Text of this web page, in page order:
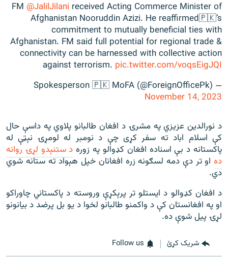
FM @JalilJilani received Acting Commerce Minister of
Afghanistan Nooruddin Azizi. He reaffirmed🇵🇰’s
commitment to mutually beneficial ties with
Afghanistan. FM said full potential for regional trade &
connectivity can be harnessed with collective action
against terrorism. pic.twitter.com/voqsEigJQI
— Spokesperson 🇵🇰 MoFA (@ForeignOfficePk)
November 14, 2023
د نورالدين عزيزي په مشرۍ د افغان طالبانو پلاوي په داسې حال
کې اسلام اباد ته سفر کړی چې د نومبر له لومړۍ نېټې له
پاکستانه د بې اسناده افغان کډوالو په زوره د ستنېدو لړۍ روانه
ده او تر دې دمه لسګونه زره افغانان خپل هېواد ته ستانه شوي
دي.
د افغان کډوالو د ايستلو تر پرېکړې وروسته د پاکستاني چاوراکو
او په افغانستان کې د واکمنو طالبانو لخوا د يو بل پرضد د بيانونو
لړۍ پيل شوې ده.
شریک کړئ Follow us